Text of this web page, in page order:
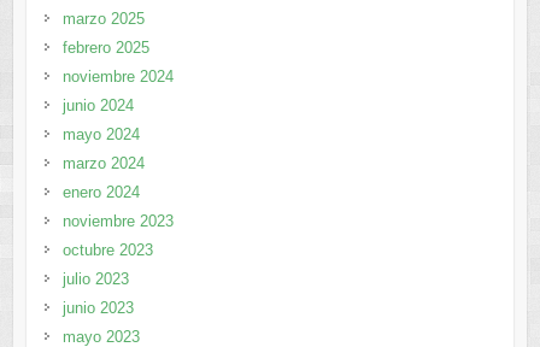
marzo 2025
febrero 2025
noviembre 2024
junio 2024
mayo 2024
marzo 2024
enero 2024
noviembre 2023
octubre 2023
julio 2023
junio 2023
mayo 2023